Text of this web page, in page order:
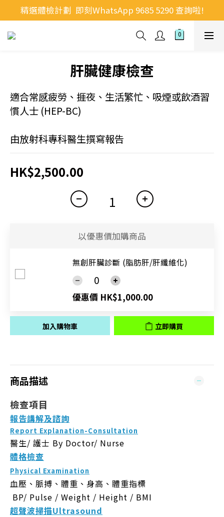
精選體檢計劃  即刻WhatsApp 9685 5290 查詢啦!
肝臟健康檢查
適合常感疲勞、捱夜、生活繁忙、吸煙或飲酒習
慣人士 (HEP-BC)
由放射科專科醫生撰寫報告
HK$2,500.00
以優惠價加購商品
無創肝臟診斷 (脂肪肝/肝纖維化)
優惠價 HK$1,000.00
加入購物車 立即購買
商品描述
檢查項目
報告講解及諮詢
Report Explanation-Consultation
醫生/ 護士 By Doctor/ Nurse
體格檢查
Physical Examination
血壓、脈搏、體重、身高、體重指標
BP/ Pulse / Weight / Height / BMI
超聲波掃描Ultrasound